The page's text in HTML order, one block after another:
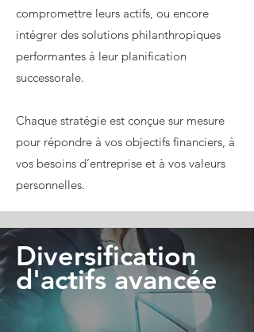
compromettre leurs actifs, ou encore
intégrer des solutions philanthropiques
performantes à leur planification
successorale.
Chaque stratégie est conçue sur mesure
pour répondre à vos objectifs financiers, à
vos besoins d’entreprise et à vos valeurs
personnelles.
Diversification
d'actifs avancée